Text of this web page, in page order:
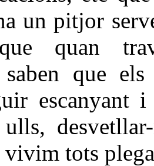
un pitjor
quan
saben que
escanyant
vivim tots